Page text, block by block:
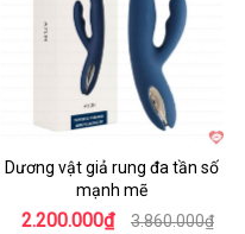
Dương vật giả rung đa tần số
mạnh mẽ
2.200.000₫ 3.860.000₫